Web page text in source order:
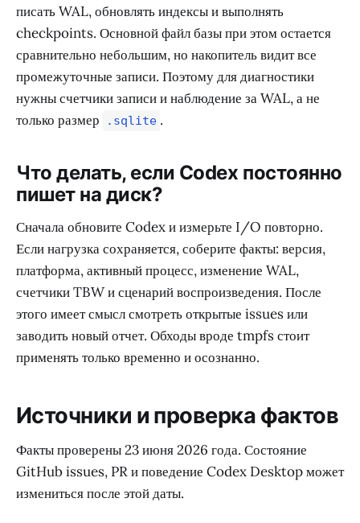
писать WAL, обновлять индексы и выполнять
checkpoints. Основной файл базы при этом остается
сравнительно небольшим, но накопитель видит все
промежуточные записи. Поэтому для диагностики
нужны счетчики записи и наблюдение за WAL, а не
только размер
.sqlite .
Что делать, если Codex постоянно
пишет на диск?
Сначала обновите Codex и измерьте I/O повторно.
Если нагрузка сохраняется, соберите факты: версия,
платформа, активный процесс, изменение WAL,
счетчики TBW и сценарий воспроизведения. После
этого имеет смысл смотреть открытые issues или
заводить новый отчет. Обходы вроде tmpfs стоит
применять только временно и осознанно.
Источники и проверка фактов
Факты проверены 23 июня 2026 года. Состояние
GitHub issues, PR и поведение Codex Desktop может
измениться после этой даты.